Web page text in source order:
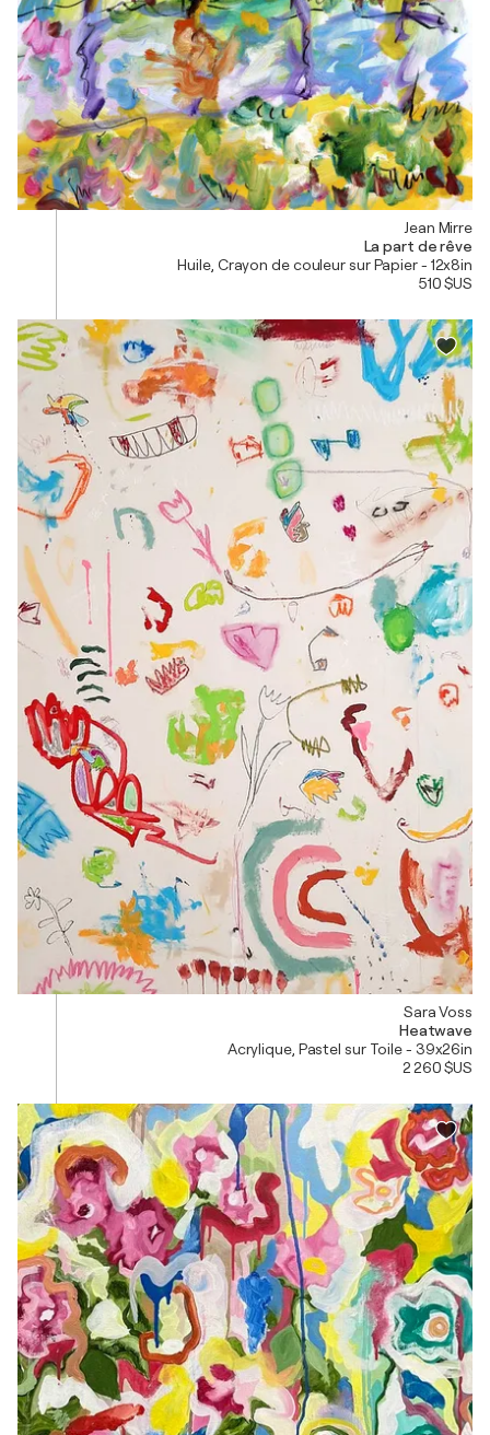
Jean Mirre
La part de rêve
Huile, Crayon de couleur sur Papier - 12x8in
510 $US
Sara Voss
Heatwave
Acrylique, Pastel sur Toile - 39x26in
2 260 $US